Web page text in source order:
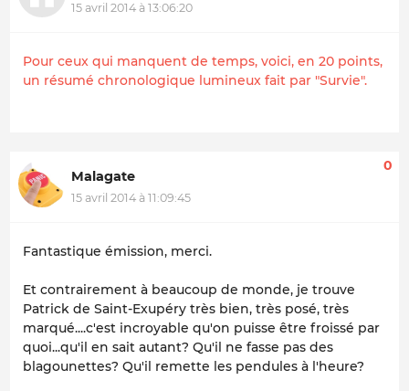
15 avril 2014 à 13:06:20
Pour ceux qui manquent de temps, voici, en 20 points,
un résumé chronologique lumineux fait par "Survie".
Malagate
15 avril 2014 à 11:09:45
0
Fantastique émission, merci.
Et contrairement à beaucoup de monde, je trouve
Patrick de Saint-Exupéry très bien, très posé, très
marqué....c'est incroyable qu'on puisse être froissé par
quoi...qu'il en sait autant? Qu'il ne fasse pas des
blagounettes? Qu'il remette les pendules à l'heure?